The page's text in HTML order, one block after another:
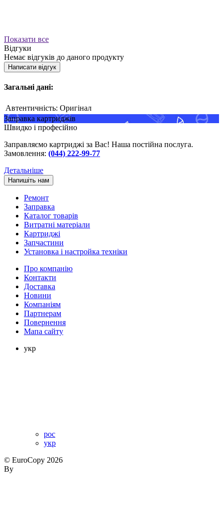
Показати все
Відгуки
Немає відгуків до даного продукту
Написати відгук
Загальні дані:
Автентичність: Оригінал
Заправка картриджів
Швидко і професійно
Заправляємо картриджі за Вас! Наша постійна послуга.
Замовлення: (044) 222-99-77
Детальніше
Напишіть нам
Ремонт
Заправка
Каталог товарів
Витратні матеріали
Картриджі
Запчастини
Установка і настройка техніки
Про компанію
Контакти
Доставка
Новини
Компаніям
Партнерам
Повернення
Мапа сайту
укр
рос
укр
© EuroCopy 2026
By